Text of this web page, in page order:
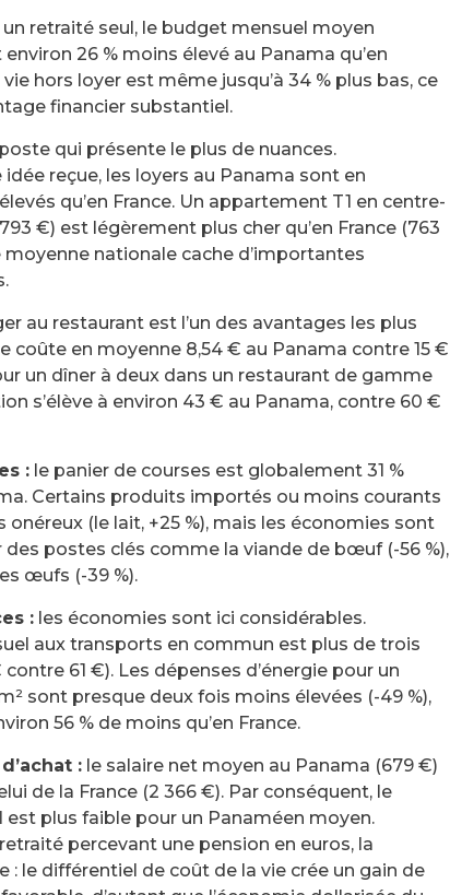
retraité seul, le budget mensuel moyen
26 % moins élevé au Panama qu’en
hors loyer est même jusqu’à 34 % plus bas, ce
financier substantiel.
qui présente le plus de nuances.
reçue, les loyers au Panama sont en
qu’en France. Un appartement T1 en centre-
€) est légèrement plus cher qu’en France (763
nationale cache d’importantes
au restaurant est l’un des avantages les plus
coûte en moyenne 8,54 € au Panama contre 15 €
un dîner à deux dans un restaurant de gamme
s’élève à environ 43 € au Panama, contre 60 €
:le panier de courses est globalement 31 %
Certains produits importés ou moins courants
onéreux (le lait, +25 %), mais les économies sont
postes clés comme la viande de bœuf (-56 %),
œufs (-39 %).
:les économies sont ici considérables.
aux transports en commun est plus de trois
61 €). Les dépenses d’énergie pour un
sont presque deux fois moins élevées (-49 %),
56 % de moins qu’en France.
:le salaire net moyen au Panama (679 €)
de la France (2 366 €). Par conséquent, le
est plus faible pour un Panaméen moyen.
percevant une pension en euros, la
: le différentiel de coût de la vie crée un gain de